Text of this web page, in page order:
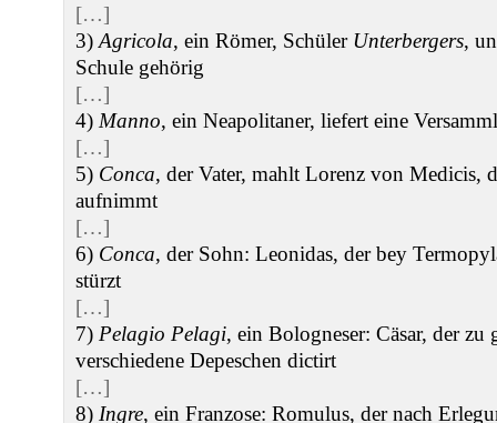
[…]
3) Agricola, ein Römer, Schüler Unterbergers,
Schule gehörig
[…]
4) Manno, ein Neapolitaner, liefert eine
[…]
5) Conca, der Vater, mahlt Lorenz von Medicis,
aufnimmt
[…]
6) Conca, der Sohn: Leonidas, der bey
stürzt
[…]
7) Pelagio Pelagi, ein Bologneser: Cäsar, der
verschiedene Depeschen dictirt
[…]
8) Ingre, ein Franzose: Romulus, der nach